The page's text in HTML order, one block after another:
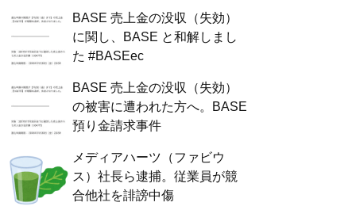
BASE 売上金の没収（失効）
に関し、BASE と和解しまし
た #BASEec
BASE 売上金の没収（失効）
の被害に遭われた方へ。BASE
預り金請求事件
メディアハーツ（ファビウ
ス）社長ら逮捕。従業員が競
合他社を誹謗中傷